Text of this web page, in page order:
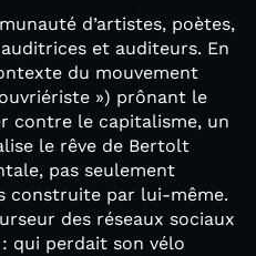
d’artistes, poètes,
et auditeurs. En
du mouvement
») prônant le
contre le capitalisme, un
le rêve de Bertolt
pas seulement
construite par lui-même.
des réseaux sociaux
: qui perdait son vélo